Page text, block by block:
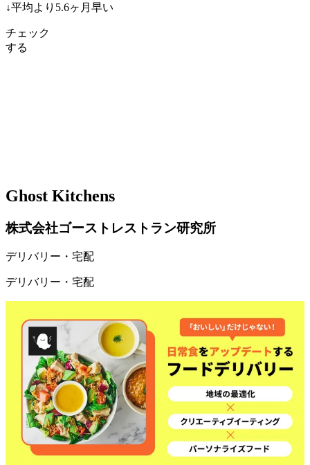
↓平均より 5.6ヶ月早い
チェック
する
Ghost Kitchens
株式会社ゴーストレストラン研究所
デリバリー・宅配
デリバリー・宅配